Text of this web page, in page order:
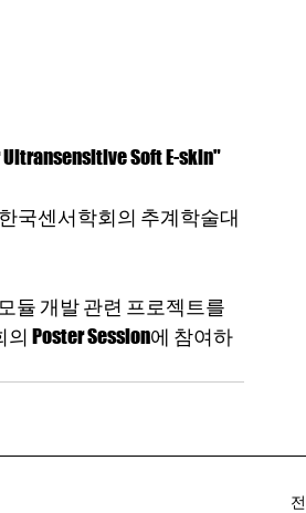
Soft E-skin"
국센서학회의 추계학술대
듈 개발 관련 프로젝트를
Poster Session에 참여하